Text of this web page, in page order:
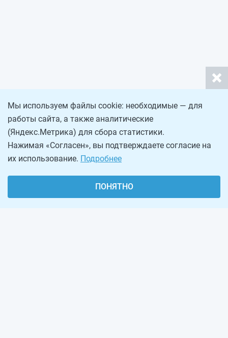
Мы используем файлы cookie: необходимые — для
работы сайта, а также аналитические
(Яндекс.Метрика) для сбора статистики.
Нажимая «Согласен», вы подтверждаете согласие на
их использование. Подробнее
ПОНЯТНО